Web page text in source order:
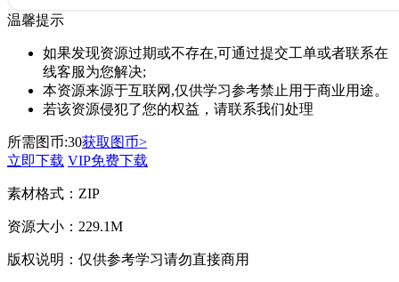
温馨提示
如果发现资源过期或不存在,可通过提交工单或者联系在
线客服为您解决;
本资源来源于互联网,仅供学习参考禁止用于商业用途。
若该资源侵犯了您的权益，请联系我们处理
所需图币:30获取图币>
立即下载 VIP免费下载
素材格式： ZIP
资源大小： 229.1M
版权说明： 仅供参考学习请勿直接商用